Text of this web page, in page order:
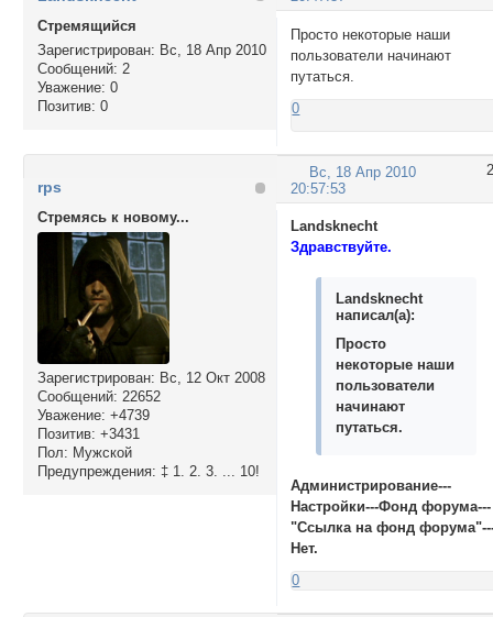
Стремящийся
Зарегистрирован: Вс, 18 Апр 2010
Сообщений: 2
Уважение: 0
Позитив: 0
Просто некоторые наши
пользователи начинают
путаться.
0
2
Вс, 18 Апр 2010
20:57:53
rps
Стремясь к новому...
Зарегистрирован: Вс, 12 Окт 2008
Сообщений: 22652
Уважение: +4739
Позитив: +3431
Пол: Мужской
Предупреждения: ‡ 1. 2. 3. ... 10!
Landsknecht
Здравствуйте.
Landsknecht
написал(а):
Просто
некоторые наши
пользователи
начинают
путаться.
Администрирование---
Настройки---Фонд форума---
"Ссылка на фонд
Нет.
0